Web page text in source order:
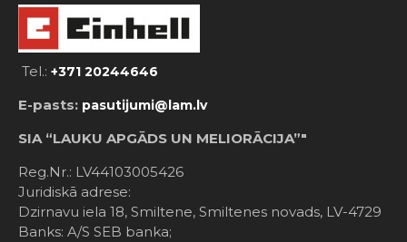
Tel.: +371 20244646
E-pasts: pasutijumi@lam.lv
SIA “LAUKU APGĀDS UN MELIORĀCIJA”"
Reg.Nr.: LV44103005426
Juridiskā adrese:
Dzirnavu iela 18, Smiltene, Smiltenes novads, LV-4729
Banks: A/S SEB banka;